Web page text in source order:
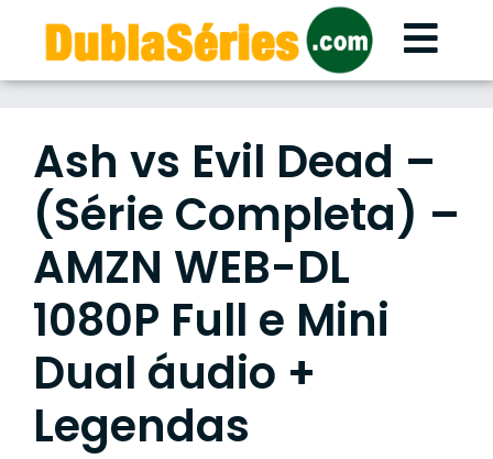
content
Ash vs Evil Dead –
(Série Completa) –
AMZN WEB-DL
1080P Full e Mini
Dual áudio +
Legendas